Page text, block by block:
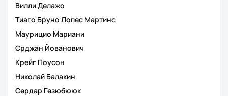
Вилли Делажо
Тиаго Бруно Лопес Мартинс
Маурицио Мариани
Срджан Йованович
Крейг Поусон
Николай Балакин
Сердар Гезюбююк